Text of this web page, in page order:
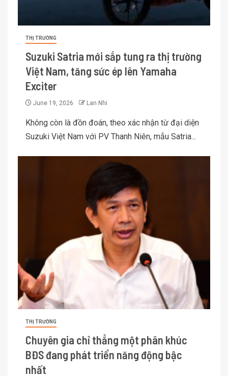
THỊ TRƯỜNG
Suzuki Satria mới sắp tung ra thị trường
Việt Nam, tăng sức ép lên Yamaha
Exciter
June 19, 2026 Lan Nhi
Không còn là đồn đoán, theo xác nhận từ đại diện
Suzuki Việt Nam với PV Thanh Niên, mẫu Satria...
THỊ TRƯỜNG
Chuyên gia chỉ thẳng một phân khúc
BĐS đang phát triển năng động bậc
nhất